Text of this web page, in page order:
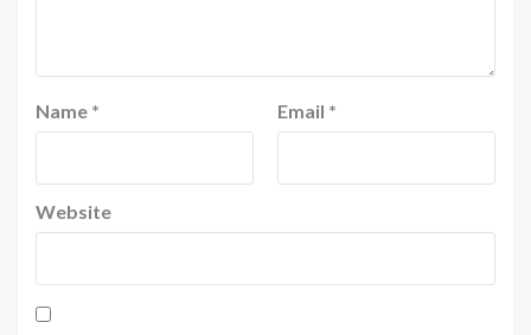
Name * Email *
Website